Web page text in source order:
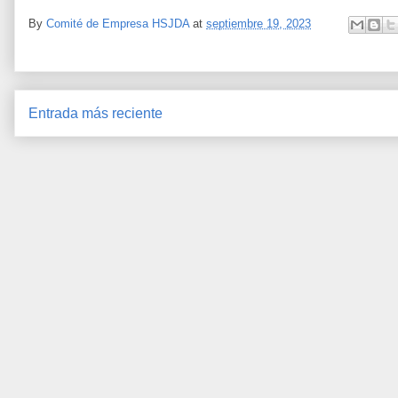
By Comité de Empresa HSJDA at septiembre 19, 2023
Entrada más reciente